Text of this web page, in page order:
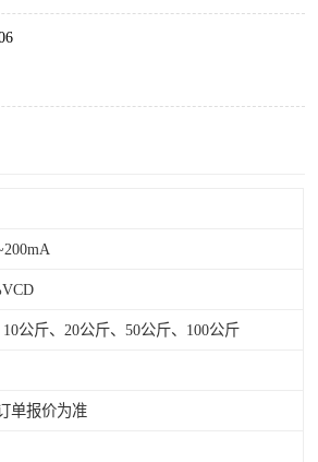
公斤、20公斤、50公斤、100公斤
单报价为准